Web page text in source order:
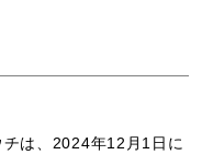
は、2024年12月1日に